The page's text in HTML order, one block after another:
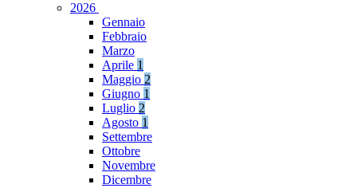
2026
Gennaio
Febbraio
Marzo
Aprile 1
Maggio 2
Giugno 1
Luglio 2
Agosto 1
Settembre
Ottobre
Novembre
Dicembre